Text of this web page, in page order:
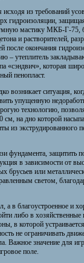
исходя из требований
гидроизоляции,
мастику МКБ-Г-
и растворителей,
после окончания
– утеплитель
«сэндвич», которая
пенопласт.
возникает ситуация,
упущенную
технологию,
на дно которой
из экструдированного
фундамента, защитить
в зависимости от
брусьев или
светом,
а в благоустроенное
либо в
в которой
не ограничивать
Важное значение для
поле.